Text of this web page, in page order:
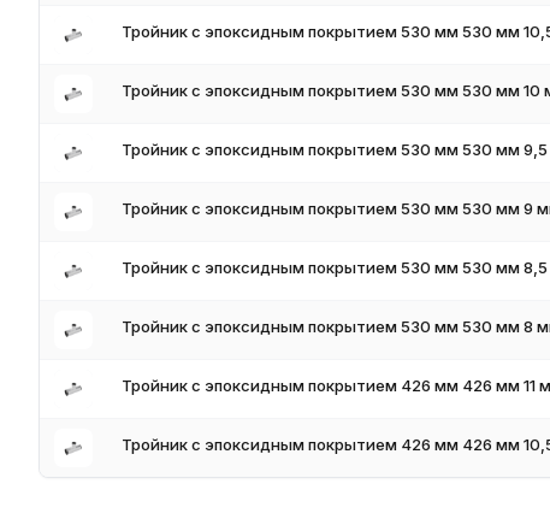
Тройник с эпоксидным покрытием 530 мм 530 мм
Тройник с эпоксидным покрытием 530 мм 530 мм 10
Тройник с эпоксидным покрытием 530 мм 530 мм
Тройник с эпоксидным покрытием 530 мм 530 мм 9
Тройник с эпоксидным покрытием 530 мм 530 мм
Тройник с эпоксидным покрытием 530 мм 530 мм 8
Тройник с эпоксидным покрытием 426 мм 426 мм 11
Тройник с эпоксидным покрытием 426 мм 426 мм